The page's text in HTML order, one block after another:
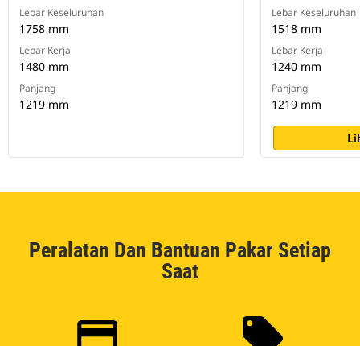
Lebar Keseluruhan
1758 mm
Lebar Kerja
1480 mm
Panjang
1219 mm
Lebar Keseluruhan
1518 mm
Lebar Kerja
1240 mm
Panjang
1219 mm
Peralatan Dan Bantuan Pakar Setiap
Saat